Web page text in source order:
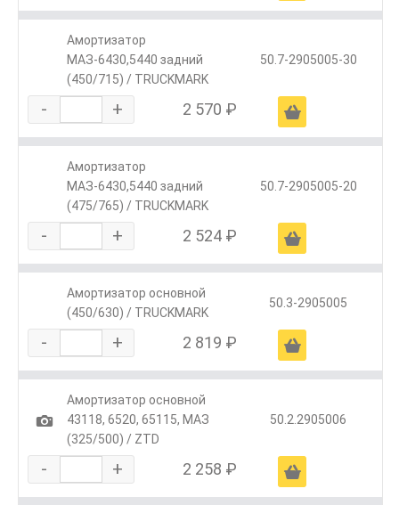
Амортизатор
МАЗ-6430,5440 задний
(450/715) / TRUCKMARK
50.7-2905005-30
- + 2 570 ₽ Ä
Амортизатор
МАЗ-6430,5440 задний
(475/765) / TRUCKMARK
50.7-2905005-20
- + 2 524 ₽ Ä
Амортизатор основной
(450/630) / TRUCKMARK
50.3-2905005
- + 2 819 ₽ Ä
1
Амортизатор основной
43118, 6520, 65115, МАЗ
(325/500) / ZTD
50.2.2905006
- + 2 258 ₽ Ä